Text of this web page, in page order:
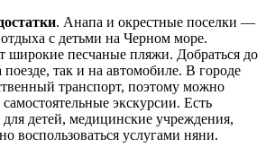
. Анапа и окрестные поселки —
с детьми на Черном море.
широкие песчаные пляжи. Добраться до
так и на автомобиле. В городе
транспорт, поэтому можно
самостоятельные экскурсии. Есть
детей, медицинские учреждения,
воспользоваться услугами няни.